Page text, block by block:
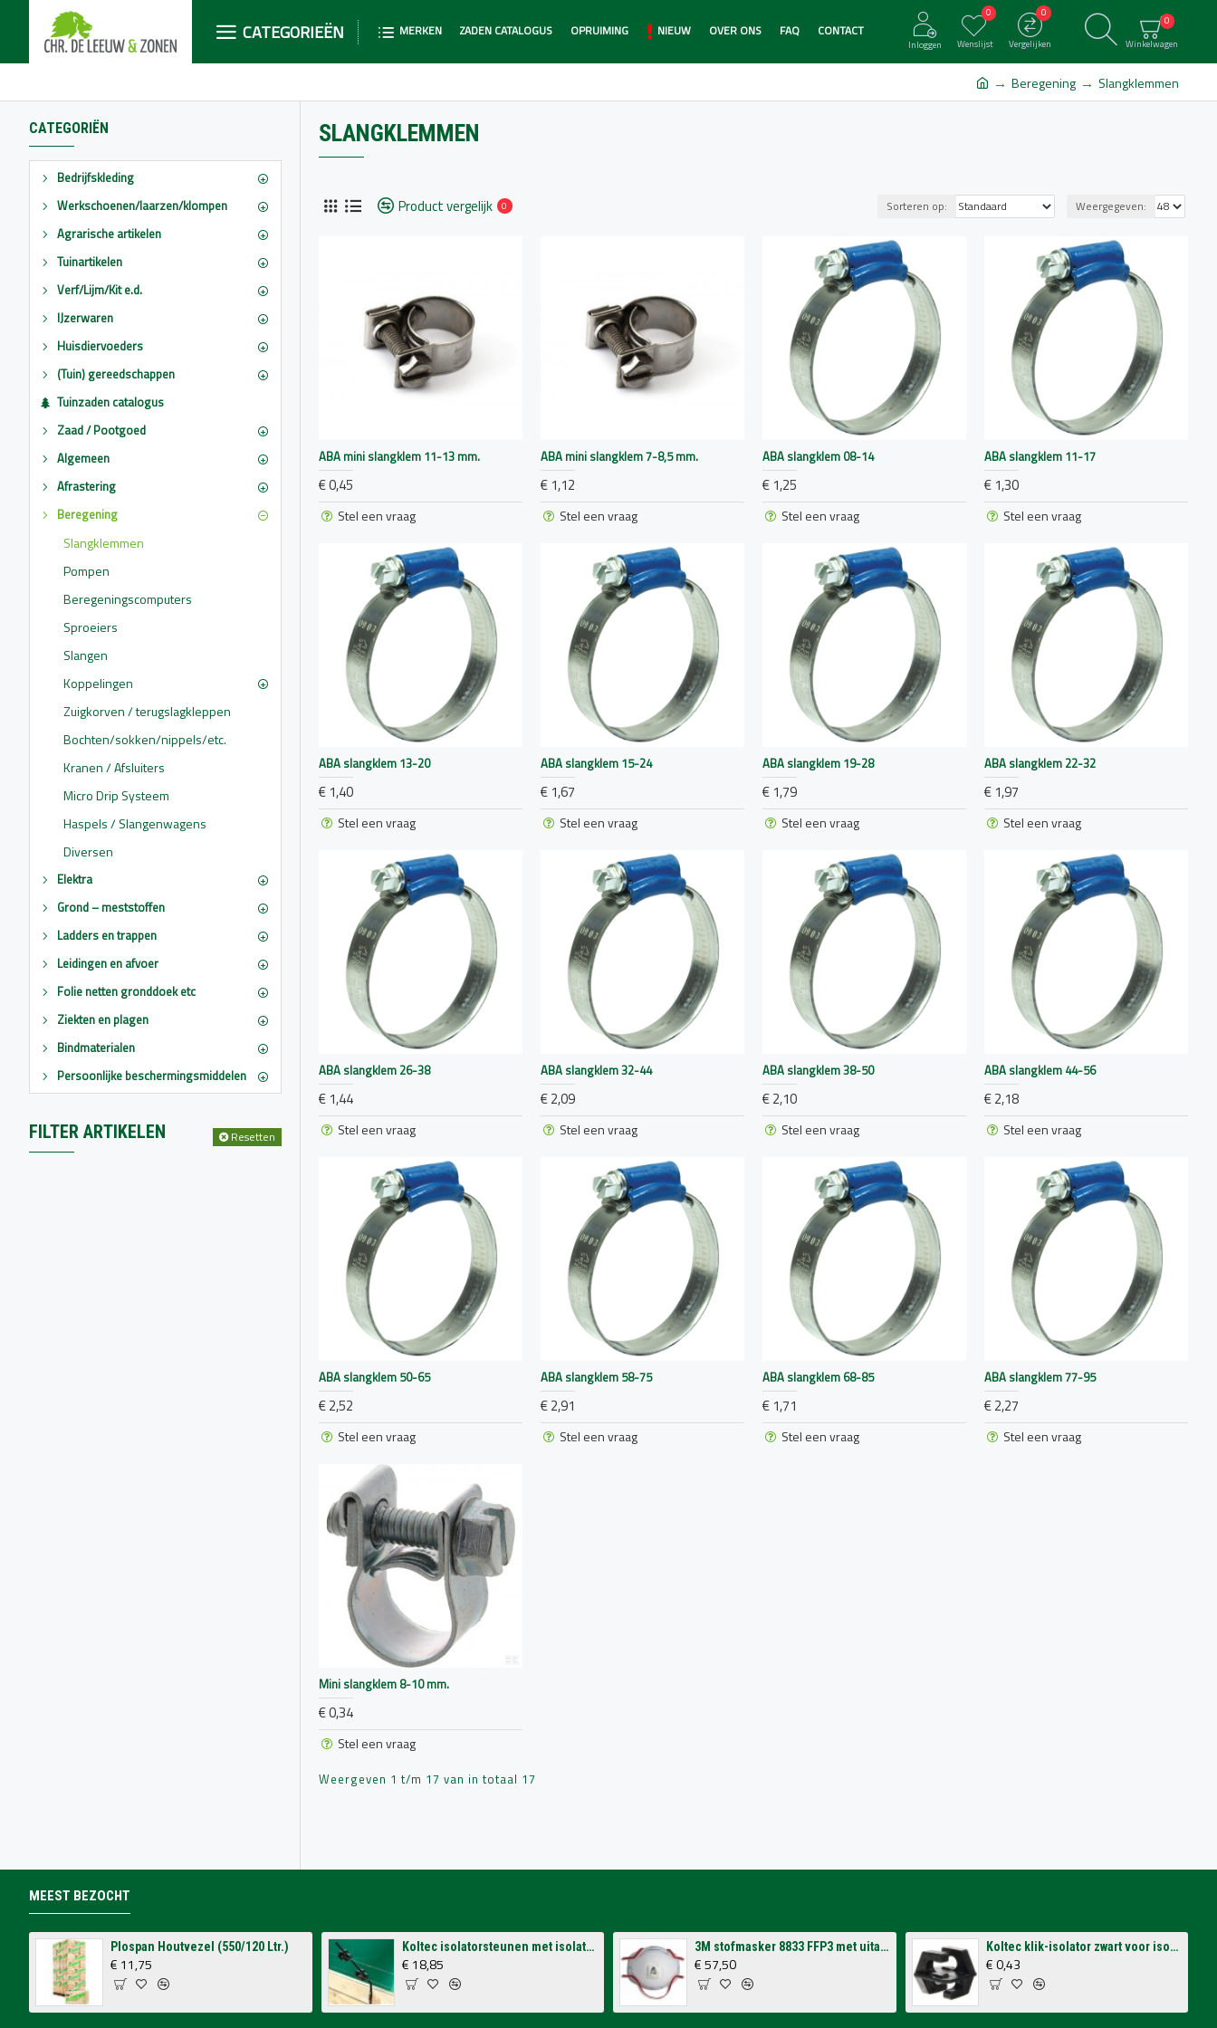
CATEGORIEËN MERKEN ZADEN CATALOGUS OPRUIMING NIEUW OVER ONS FAQ CONTACT
Inloggen Wenslijst
0
Vergelijken
0
Winkelwagen
0
Beregening Slangklemmen
CATEGORIËN
Bedrijfskleding
Werkschoenen/laarzen/klompen
Agrarische artikelen
Tuinartikelen
Verf/Lijm/Kit e.d.
IJzerwaren
Huisdiervoeders
(Tuin) gereedschappen
Tuinzaden catalogus
Zaad / Pootgoed
Algemeen
Afrastering
Beregening
Slangklemmen
Pompen
Beregeningscomputers
Sproeiers
Slangen
Koppelingen
Zuigkorven / terugslagkleppen
Bochten/sokken/nippels/etc.
Kranen / Afsluiters
Micro Drip Systeem
Haspels / Slangenwagens
Diversen
Elektra
Grond – meststoffen
Ladders en trappen
Leidingen en afvoer
Folie netten gronddoek etc
Ziekten en plagen
Bindmaterialen
Persoonlijke beschermingsmiddelen
FILTER ARTIKELEN Resetten
SLANGKLEMMEN
Product vergelijk 0 Sorteren op: Weergegeven:
ABA mini slangklem 11-13 mm.
€ 0,45
Stel een vraag
ABA mini slangklem 7-8,5 mm.
€ 1,12
Stel een vraag
ABA slangklem 08-14
€ 1,25
Stel een vraag
ABA slangklem 11-17
€ 1,30
Stel een vraag
ABA slangklem 13-20
€ 1,40
Stel een vraag
ABA slangklem 15-24
€ 1,67
Stel een vraag
ABA slangklem 19-28
€ 1,79
Stel een vraag
ABA slangklem 22-32
€ 1,97
Stel een vraag
ABA slangklem 26-38
€ 1,44
Stel een vraag
ABA slangklem 32-44
€ 2,09
Stel een vraag
ABA slangklem 38-50
€ 2,10
Stel een vraag
ABA slangklem 44-56
€ 2,18
Stel een vraag
ABA slangklem 50-65
€ 2,52
Stel een vraag
ABA slangklem 58-75
€ 2,91
Stel een vraag
ABA slangklem 68-85
€ 1,71
Stel een vraag
ABA slangklem 77-95
€ 2,27
Stel een vraag
Mini slangklem 8-10 mm.
€ 0,34
Stel een vraag
Weergeven 1 t/m 17 van in totaal 17
MEEST BEZOCHT
Plospan Houtvezel (550/120 Ltr.)
€ 11,75
Koltec isolatorsteunen met isolatoren voor op schutting (4 stuks)
€ 18,85
3M stofmasker 8833 FFP3 met uitademventiel (per 10 stuks)
€ 57,50
Koltec klik-isolator zwart voor isolatorsteun tbv volieres (p/st.)
€ 0,43